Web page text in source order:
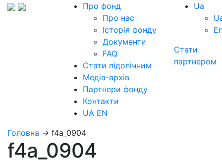
Про фонд
Про нас
Історія фонду
Документи
FAQ
Стати підопічним
Медіа-архів
Партнери фонду
Контакти
UA EN
Ua
Стати
партнером
Головна → f4a_0904
f4a_0904